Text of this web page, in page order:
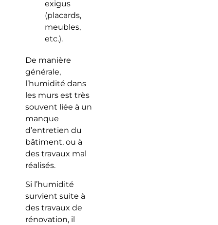
exigus
(placards,
meubles,
etc.).
De manière
générale,
l’humidité dans
les murs est très
souvent liée à un
manque
d’entretien du
bâtiment, ou à
des travaux mal
réalisés.
Si l’humidité
survient suite à
des travaux de
rénovation, il